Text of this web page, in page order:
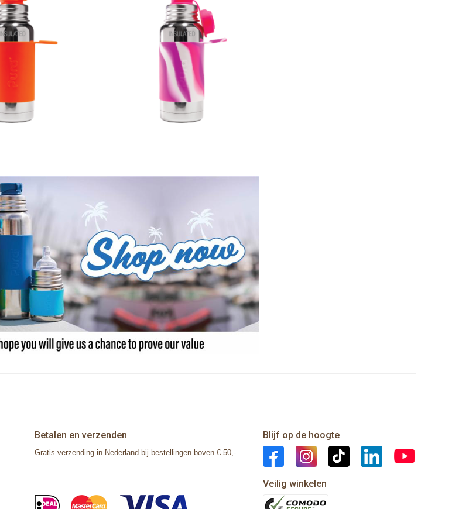
Betalen en verzenden
Gratis verzending in Nederland bij bestellingen boven € 50,-
Blijf op de hoogte
Veilig winkelen